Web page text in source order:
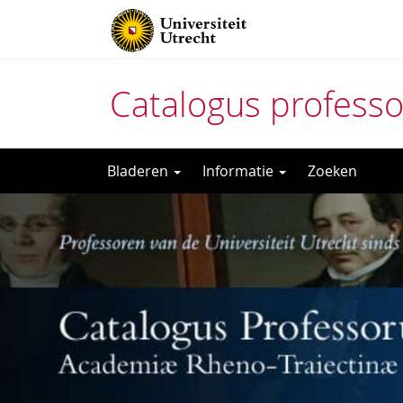
Catalogus
naar
het
inhoud
Bladeren Informatie Zoeken